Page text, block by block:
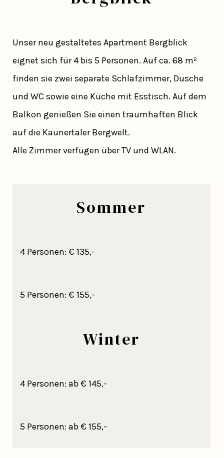
Unser neu gestaltetes Apartment Bergblick
eignet sich für 4 bis 5 Personen. Auf ca. 68 m²
finden sie zwei separate Schlafzimmer, Dusche
und WC sowie eine Küche mit Esstisch. Auf dem
Balkon genießen Sie einen traumhaften Blick
auf die Kaunertaler Bergwelt.
Alle Zimmer verfügen über TV und WLAN.
Sommer
4 Personen: € 135,-
5 Personen: € 155,-
Winter
4 Personen: ab € 145,-
5 Personen: ab € 155,-